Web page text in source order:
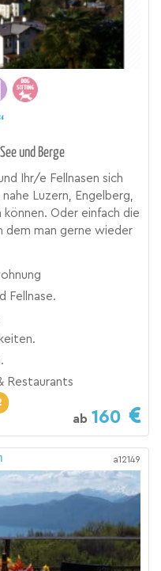
und Berge
Ihr/e Fellnasen sich
Luzern, Engelberg,
Oder einfach die
dem man gerne wieder
Fellnase.
Restaurants
ab 160
a12149